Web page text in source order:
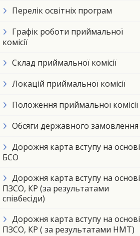
Перелік освітніх програм
Графік роботи приймальної
комісії
Склад приймальної комісії
Локацій приймальної комісії
Положення приймальної комісії
Обсяги державного замовлення
Дорожня карта вступу на основі
БСО
Дорожня карта вступу на основі
ПЗСО, КР (за результатами
співбесіди)
Дорожня карта вступу на основі
ПЗСО, КР ( за результатами НМТ)